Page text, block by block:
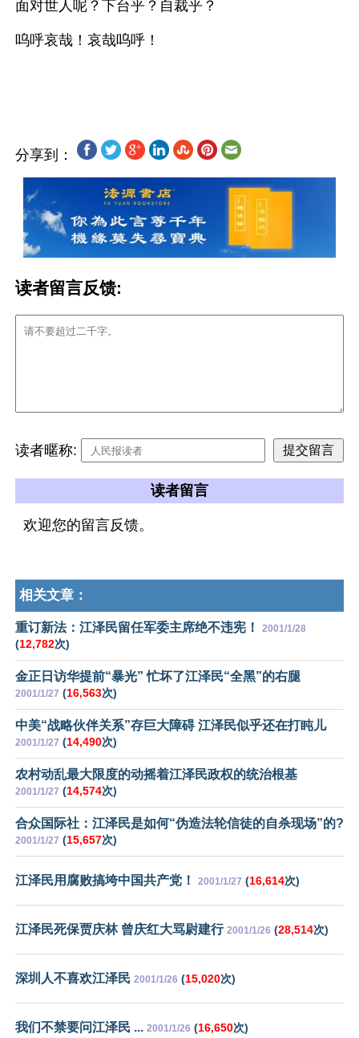
面对世人呢？下台乎？自裁乎？
呜呼哀哉！哀哉呜呼！
分享到：
读者留言反馈:
读者暱称:
读者留言
欢迎您的留言反馈。
相关文章：
重订新法：江泽民留任军委主席绝不违宪！ 2001/1/28
(12,782次)
金正日访华提前“暴光” 忙坏了江泽民“全黑”的右腿
2001/1/27 (16,563次)
中美“战略伙伴关系”存巨大障碍 江泽民似乎还在打盹儿
2001/1/27 (14,490次)
农村动乱最大限度的动摇着江泽民政权的统治根基
2001/1/27 (14,574次)
合众国际社：江泽民是如何“伪造法轮信徒的自杀现场”的?
2001/1/27 (15,657次)
江泽民用腐败搞垮中国共产党！ 2001/1/27 (16,614次)
江泽民死保贾庆林 曾庆红大骂尉建行 2001/1/26 (28,514次)
深圳人不喜欢江泽民 2001/1/26 (15,020次)
我们不禁要问江泽民 ... 2001/1/26 (16,650次)